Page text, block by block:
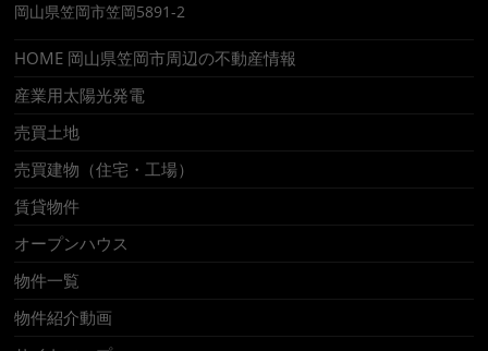
岡山県笠岡市笠岡5891-2
HOME 岡山県笠岡市周辺の不動産情報
産業用太陽光発電
売買土地
売買建物（住宅・工場）
賃貸物件
オープンハウス
物件一覧
物件紹介動画